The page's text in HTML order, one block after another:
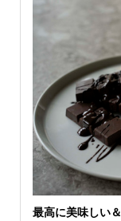
最高に美味しい